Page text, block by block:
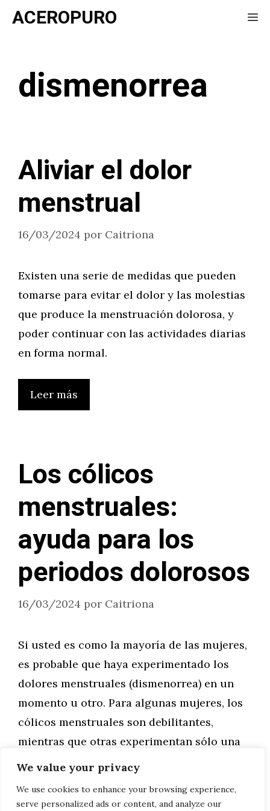
We value your privacy
We use cookies to enhance your browsing experience,
serve personalized ads or content, and analyze our
Saltar
ACEROPURO
dismenorrea
Aliviar el dolor
menstrual
16/03/2024 por Caitriona
Existen una serie de medidas que pueden
tomarse para evitar el dolor y las molestias
que produce la menstruación dolorosa, y
poder continuar con las actividades diarias
en forma normal.
Leer más
Los cólicos
menstruales:
ayuda para los
periodos dolorosos
16/03/2024 por Caitriona
Si usted es como la mayoría de las mujeres,
es probable que haya experimentado los
dolores menstruales (dismenorrea) en un
momento u otro. Para algunas mujeres, los
cólicos menstruales son debilitantes,
mientras que otras experimentan sólo una
leve molestia durante su período.
Leer más